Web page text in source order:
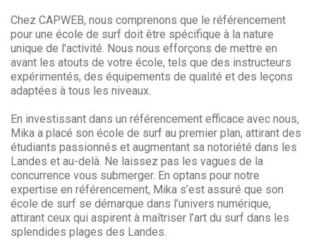
Chez CAPWEB, nous comprenons que le référencement
pour une école de surf doit être spécifique à la nature
unique de l’activité. Nous nous efforçons de mettre en
avant les atouts de votre école, tels que des instructeurs
expérimentés, des équipements de qualité et des leçons
adaptées à tous les niveaux.
En investissant dans un référencement efficace avec nous,
Mika a placé son école de surf au premier plan, attirant des
étudiants passionnés et augmentant sa notoriété dans les
Landes et au-delà. Ne laissez pas les vagues de la
concurrence vous submerger. En optans pour notre
expertise en référencement, Mika s’est assuré que son
école de surf se démarque dans l’univers numérique,
attirant ceux qui aspirent à maîtriser l’art du surf dans les
splendides plages des Landes.